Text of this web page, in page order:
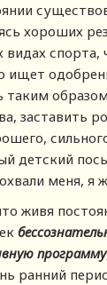
хороших
спорта,
ищет
таким
заставить
детский
меня, я
живя
программу
ранний